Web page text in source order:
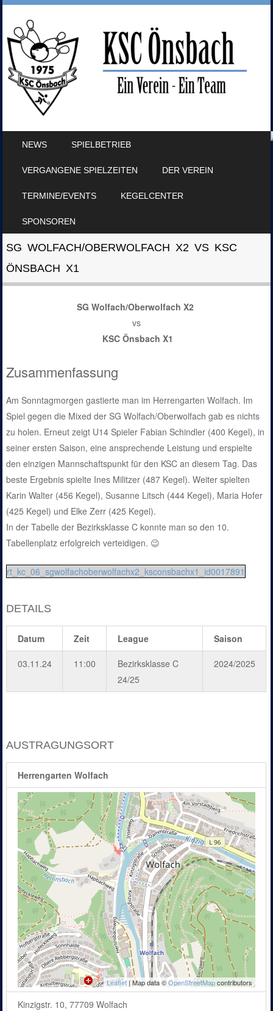
NEWS SPIELBETRIEB
VERGANGENE SPIELZEITEN DER VEREIN
TERMINE/EVENTS KEGELCENTER
SPONSOREN
SG WOLFACH/OBERWOLFACH X2 VS KSC
ÖNSBACH X1
SG Wolfach/Oberwolfach X2
vs
KSC Önsbach X1
Zusammenfassung
Am Sonntagmorgen gastierte man im Herrengarten Wolfach. Im
Spiel gegen die Mixed der SG Wolfach/Oberwolfach gab es nichts
zu holen. Erneut zeigt U14 Spieler Fabian Schindler (400 Kegel), in
seiner ersten Saison, eine ansprechende Leistung und erspielte
den einzigen Mannschaftspunkt für den KSC an diesem Tag. Das
beste Ergebnis spielte Ines Militzer (487 Kegel). Weiter spielten
Karin Walter (456 Kegel), Susanne Litsch (444 Kegel), Maria Hofer
(425 Kegel) und Elke Zerr (425 Kegel).
In der Tabelle der Bezirksklasse C konnte man so den 10.
Tabellenplatz erfolgreich verteidigen. 😉
rt_kc_06_sgwolfachoberwolfachx2_ksconsbachx1_id0017891
DETAILS
Datum Zeit League Saison
03.11.24 11:00
Bezirksklasse C
24/25
2024/2025
AUSTRAGUNGSORT
Herrengarten Wolfach
Leaflet| Map data ©OpenStreetMapcontributors
Kinzigstr. 10, 77709 Wolfach